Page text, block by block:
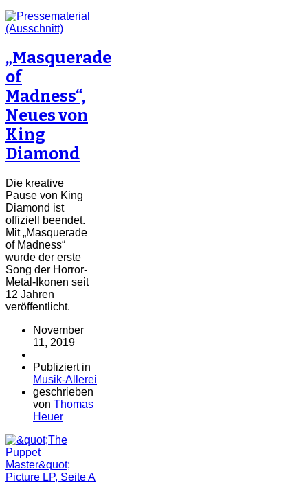
„Masquerade
of
Madness“,
Neues von
King
Diamond
Die kreative
Pause von King
Diamond ist
offiziell beendet.
Mit „Masquerade
of Madness“
wurde der erste
Song der Horror-
Metal-Ikonen seit
12 Jahren
veröffentlicht.
November
11, 2019
Publiziert in
Musik-Allerei
geschrieben
von Thomas
Heuer